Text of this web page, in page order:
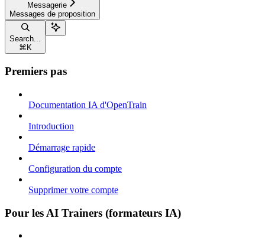
Messagerie
Messages de proposition
Search...
⌘ K
Premiers pas
Documentation IA d'OpenTrain
Introduction
Démarrage rapide
Configuration du compte
Supprimer votre compte
Pour les AI Trainers (formateurs IA)